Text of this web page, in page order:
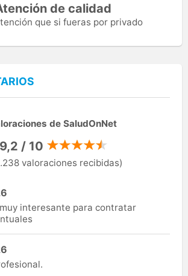
de calidad
que si fueras por privado
de SaludOnNet
9,2 / 10
valoraciones recibidas)
interesante para contratar